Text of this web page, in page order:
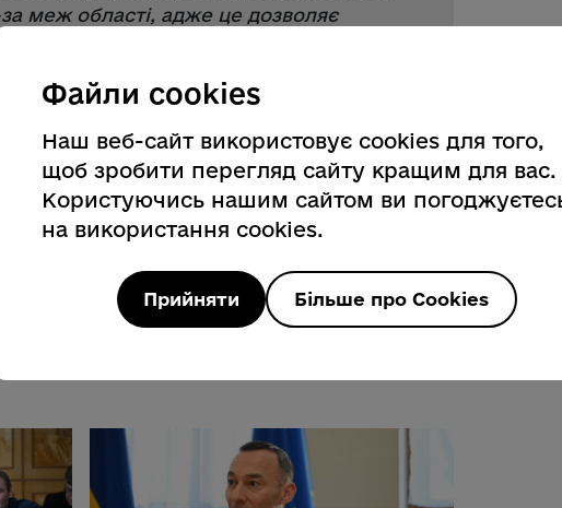
меж області, адже це дозволяє
а, отже, ефективніше
будуть актуальними найближчі кілька
обговоренні, що відображено на
обговорення документ доопрацюють,
пропозиції. Фінальний варіант
громад та територій для узгодження
відповідності чинному законодавству
Файли cookies
Наш веб-сайт використовує cookies для того,
щоб зробити перегляд сайту кращим для вас.
Користуючись нашим сайтом ви
на використання cookies.
Прийняти Більше про Cookies